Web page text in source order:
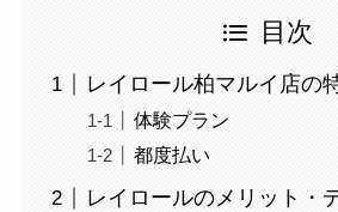
目次
レイロール柏マルイ店の
体験プラン
都度払い
レイロールのメリット・